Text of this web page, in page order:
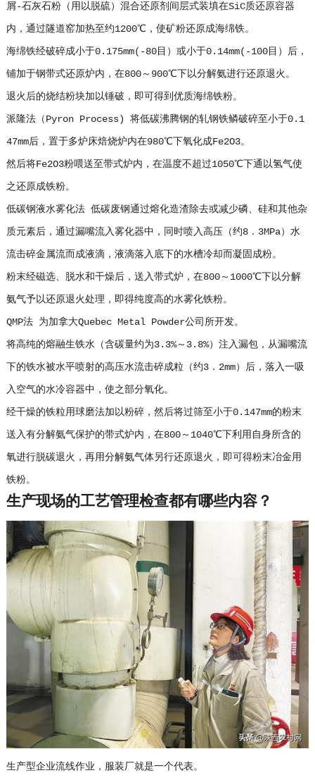
屑-石灰石粉（用以脱硫）混合还原剂间层式装填在SiC质还原容器
内，通过隧道窑加热至约1200℃，使矿粉还原成海绵铁。
海绵铁经破碎成小于0.175mm(-80目）或小于0.14mm(-100目）后，
铺加于钢带式还原炉内，在800～900℃下以分解氨进行还原退火。
退火后的烧结粉块加以锤破，即可得到优质海绵铁粉。
派隆法（Pyron Process) 将低碳沸腾钢的轧钢铁鳞破碎至小于0.1
47mm后，置于多炉床焙烧炉内在980℃下氧化成Fe2O3。
然后将Fe2O3粉喂送至带式炉内，在温度不超过1050℃下通以氢气使
之还原成铁粉。
低碳钢液水雾化法 低碳废钢通过熔化造渣除去或减少磷、硅和其他杂
质元素后，通过漏嘴流入雾化器中，同时喷入高压（约8．3MPa）水
流击碎金属流而成液滴，液滴落入底下的水槽冷却而凝固成粉。
粉末经磁选、脱水和干燥后，送入带式炉，在800～1000℃下以分解
氨气予以还原退火处理，即得纯度高的水雾化铁粉。
QMP法 为加拿大Quebec Metal Powder公司所开发。
将高纯的熔融生铁水（含碳量约为3.3%～3.8%）注入漏包，从漏嘴流
下的铁水被水平喷射的高压水流击碎成粒（约3．2mm）后，落入一吸
入空气的水冷容器中，使之部分氧化。
经干燥的铁粒用球磨法加以粉碎，然后将过筛至小于0.147mm的粉末
送入有分解氨气保护的带式炉内，在800～1040℃下利用自身所含的
氧进行脱碳退火，再用分解氨气体另行还原退火，即可得粉末冶金用
铁粉。
生产现场的工艺管理检查都有哪些内容？
生产型企业流线作业，服装厂就是一个代表。